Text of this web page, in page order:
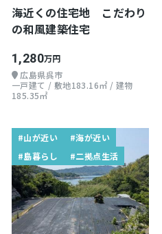
海近くの住宅地 こだわり
の和風建築住宅
1,280万円
広島県呉市
一戸建て / 敷地183.16㎡ / 建物
185.35㎡
#山が近い
#海が近い
#島暮らし
#二拠点生活